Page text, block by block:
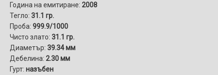
Година на емитиране: 2008
Тегло: 31.1 гр.
Проба: 999.9/1000
Чисто злато: 31.1 гр.
Диаметър: 39.34 мм
Дебелина: 2.30 мм
Гурт: назъбен